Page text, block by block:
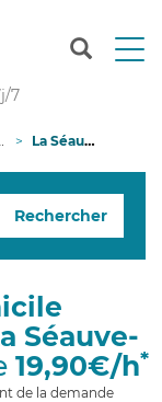
T
n
g
i
n
7
La Séauve-sur-Semène
Rechercher
Séauve-
19,90€/h*
de la demande